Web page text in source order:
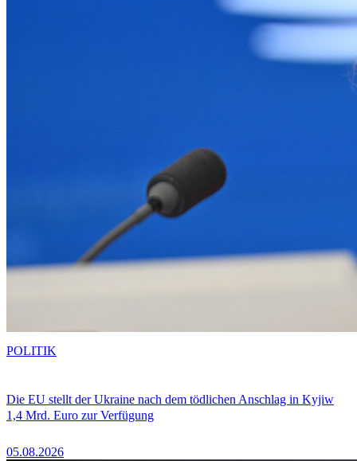
Die EU stellt der Ukraine nach dem tödlichen Anschlag in Kyjiw
1,4 Mrd. Euro zur Verfügung
05.08.2026
POLITIK